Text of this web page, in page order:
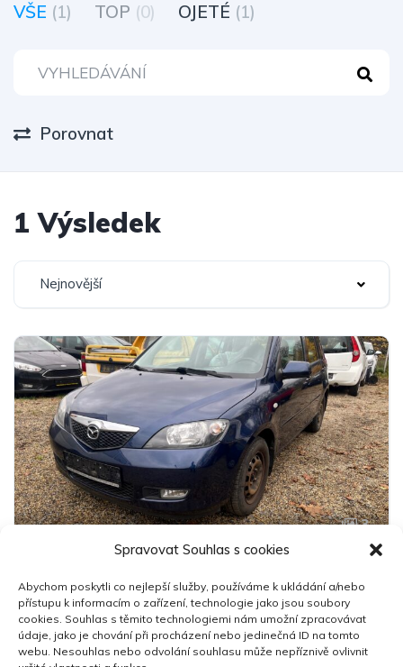
Spravovat Souhlas s cookies
Abychom poskytli co nejlepší služby, používáme k ukládání a/nebo
přístupu k informacím o zařízení, technologie jako jsou soubory
cookies. Souhlas s těmito technologiemi nám umožní zpracovávat
údaje, jako je chování při procházení nebo jedinečná ID na tomto
webu. Nesouhlas nebo odvolání souhlasu může nepříznivě ovlivnit
VŠE (1) TOP (0) OJETÉ (1)
Porovnat
1 Výsledek
Nejnovější
3
99 000 Kč
2005 124,000 km Automatická
Benzín